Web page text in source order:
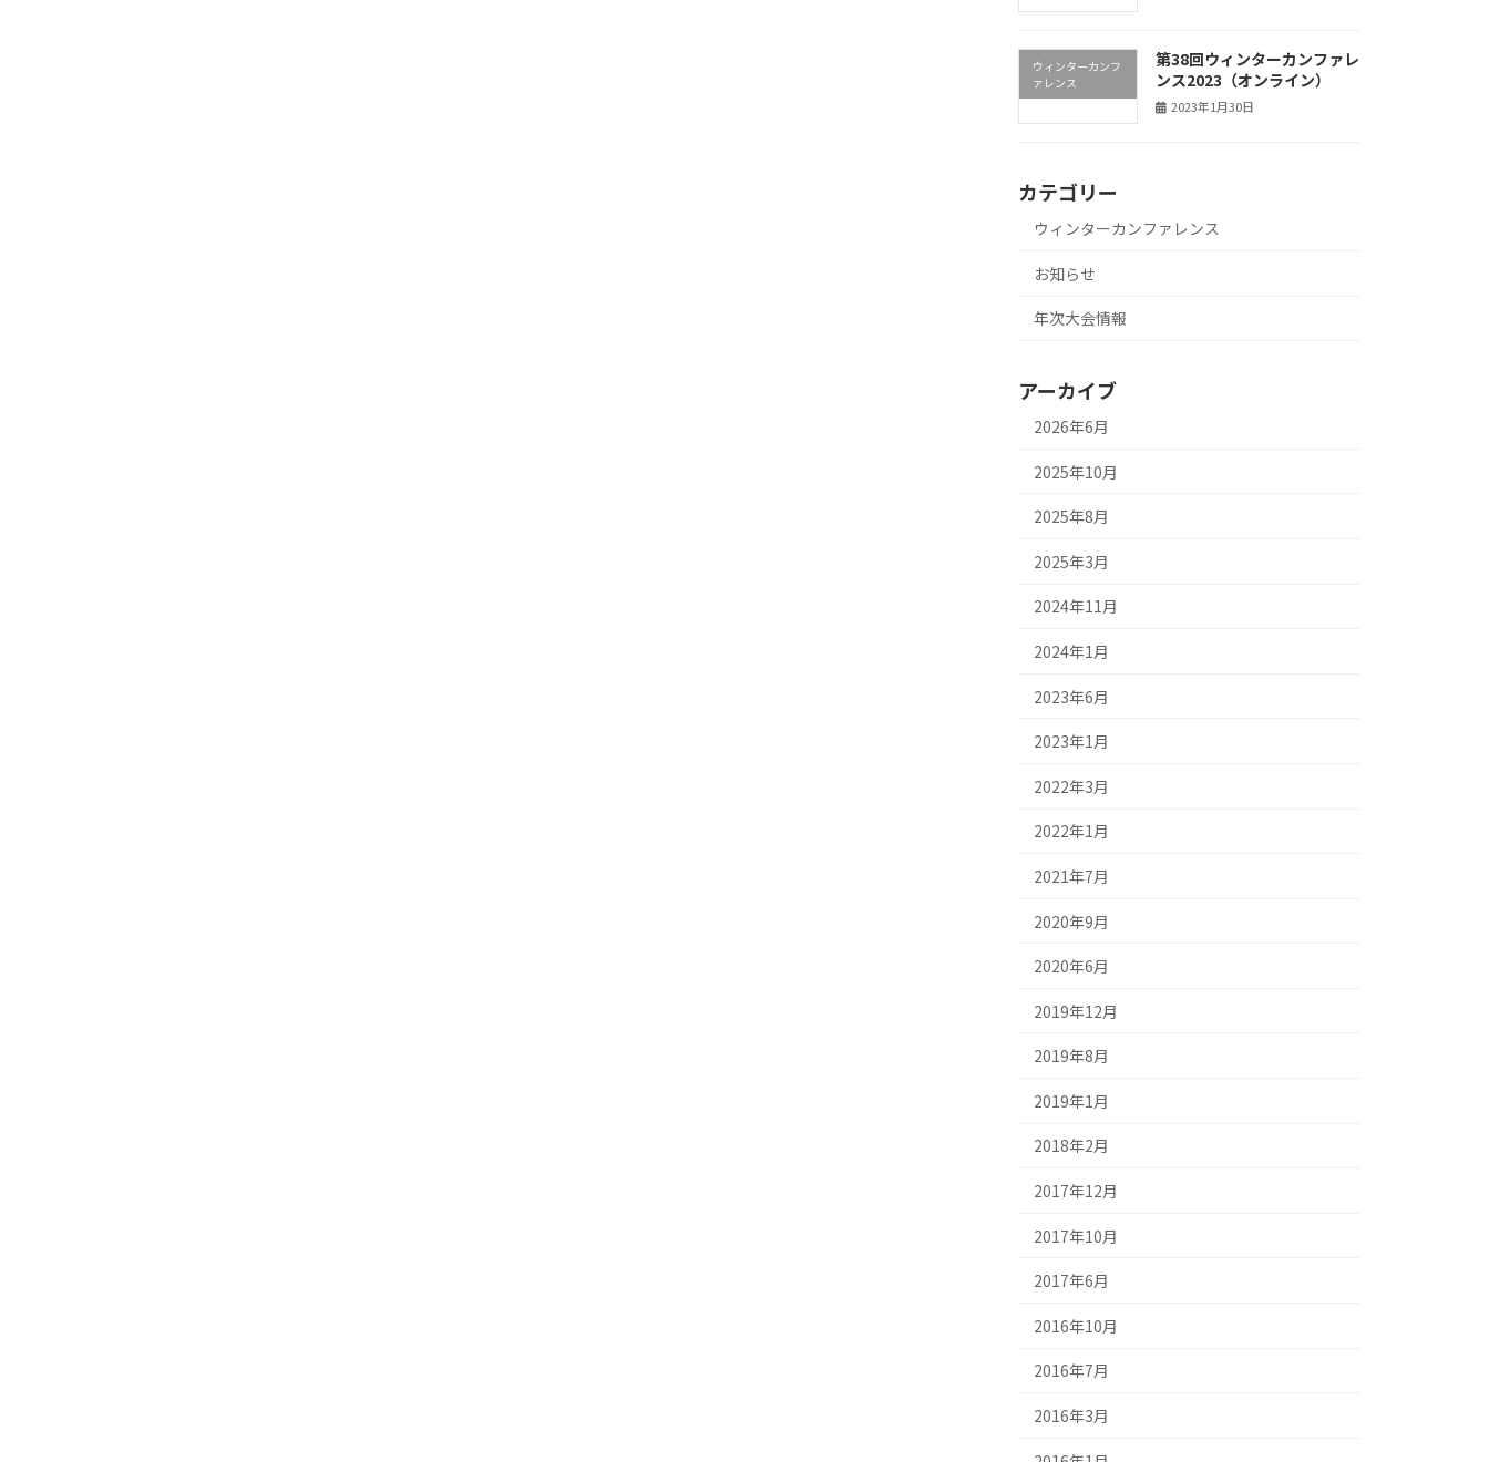
ウィンターカンフ
ァレンス
第38回ウィンターカンファレ
ンス2023（オンライン）
2023年1月30日
カテゴリー
ウィンターカンファレンス
お知らせ
年次大会情報
アーカイブ
2026年6月
2025年10月
2025年8月
2025年3月
2024年11月
2024年1月
2023年6月
2023年1月
2022年3月
2022年1月
2021年7月
2020年9月
2020年6月
2019年12月
2019年8月
2019年1月
2018年2月
2017年12月
2017年10月
2017年6月
2016年10月
2016年7月
2016年3月